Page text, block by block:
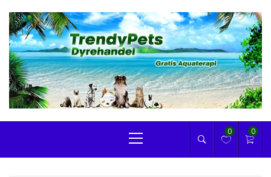
content
TRENDYPETS
Menu
0 0